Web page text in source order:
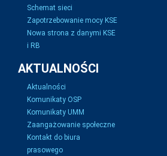
Schemat sieci
Zapotrzebowanie mocy KSE
Nowa strona z danymi KSE
i RB
AKTUALNOŚCI
Aktualności
Komunikaty OSP
Komunikaty UMM
Zaangażowanie społeczne
Kontakt do biura
prasowego